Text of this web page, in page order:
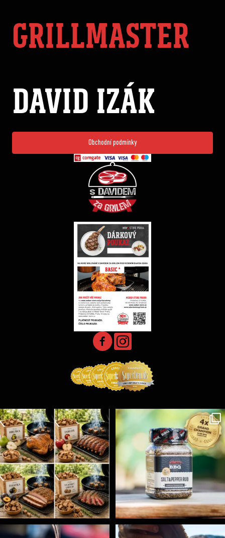
GRILLMASTER
DAVID IZÁK
Obchodní podmínky
Udící špalíky - BORN TO SMOKE - různé druhy k...
1 0
Koření Suncity – autentická BBQ chuť u vás doma!...
1 0
Spoustu podobných triků, které vám usnadní nejenom... Ryba na grilu je opravdu rychlá, a stejně tak...